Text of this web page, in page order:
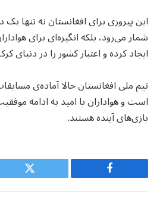
این پیروزی برای افغانستان نه تنها
شمار می‌رود، بلکه انگیزه‌ای برای
ایجاد کرده و اعتبار کشور را در
تیم ملی افغانستان حالا آماده‌ی
است و هواداران با امید به ادامه
بازی‌های آینده هستند.
Facebook
Twitter